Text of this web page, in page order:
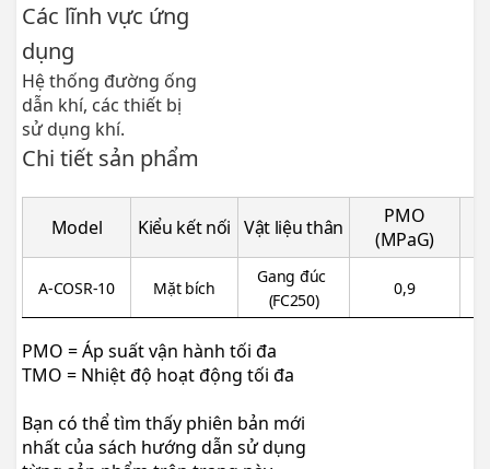
Các lĩnh vực ứng
dụng
Hệ thống đường ống
dẫn khí, các thiết bị
sử dụng khí.
Chi tiết sản phẩm
Model Kiểu kết nối Vật liệu thân
PMO
(MPaG)
A-COSR-10 Mặt bích
Gang đúc
(FC250)
0,9
PMO = Áp suất vận hành tối đa
TMO = Nhiệt độ hoạt động tối đa
Bạn có thể tìm thấy phiên bản mới
nhất của sách hướng dẫn sử dụng